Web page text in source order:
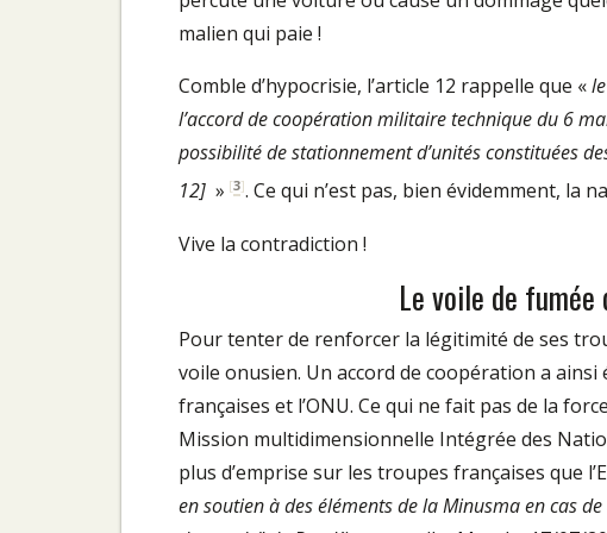
malien qui paie !
Comble d’hypocrisie, l’article 12 rappelle que «
l’accord de coopération militaire technique du 6
possibilité de stationnement d’unités constituées
12] » [3]. Ce qui n’est pas, bien évidemment, la
Vive la contradiction !
Le voile de fumée
Pour tenter de renforcer la légitimité de ses
voile onusien. Un accord de coopération a
françaises et l’ONU. Ce qui ne fait pas de la
Mission multidimensionnelle Intégrée des
plus d’emprise sur les troupes françaises que
en soutien à des éléments de la Minusma en cas